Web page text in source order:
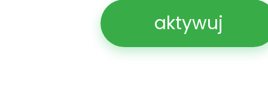
aktywuj